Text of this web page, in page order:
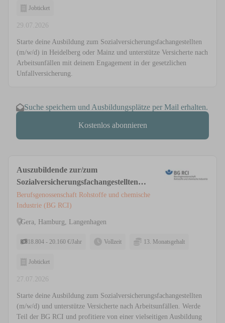
Jobticket
29.07.2026
Starte deine Ausbildung zum Sozialversicherungsfachangestellten
(m/w/d) in Heidelberg oder Mainz und unterstütze Versicherte nach
Arbeitsunfällen mit deinem Engagement in der gesetzlichen
Unfallversicherung.
Suche speichern und Ausbildungsplätze per Mail erhalten.
Kostenlos abonnieren
Auszubildende zur/zum
Sozialversicherungsfachangestellten
(m/w/d) Langenhagen, Hamburg, Gera
Berufsgenossenschaft Rohstoffe und chemische
Industrie (BG RCI)
Gera, Hamburg, Langenhagen
18.804 - 20.160 €/Jahr Vollzeit 13. Monatsgehalt
Jobticket
27.07.2026
Starte deine Ausbildung zum Sozialversicherungsfachangestellten
(m/w/d) und unterstütze Versicherte nach Arbeitsunfällen. Werde
Teil der BG RCI und profitiere von einer vielseitigen Ausbildung